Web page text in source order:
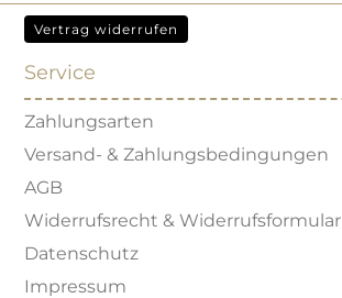
Vertrag widerrufen
Service
Zahlungsarten
Versand- & Zahlungsbedingungen
AGB
Widerrufsrecht & Widerrufsformular
Datenschutz
Impressum